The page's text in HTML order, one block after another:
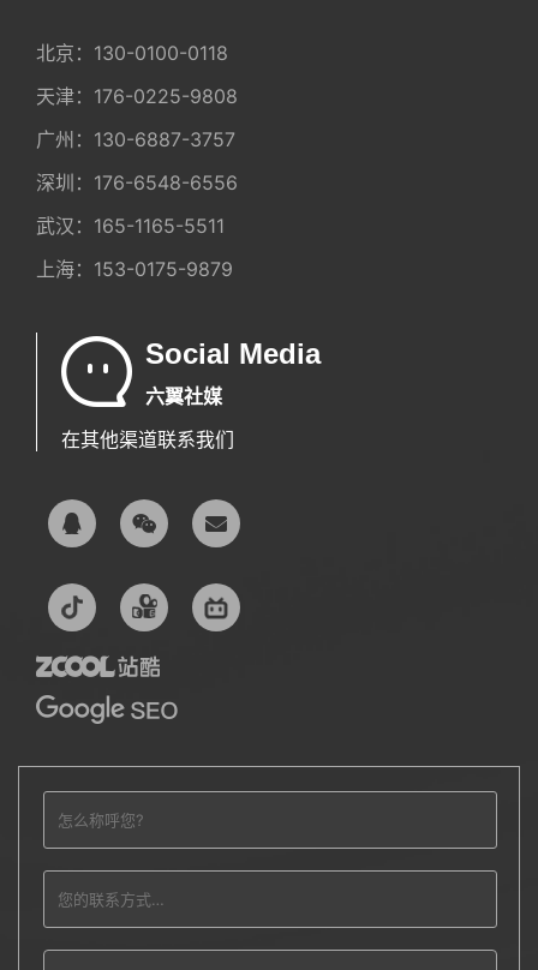
北京： 130-0100-0118
天津： 176-0225-9808
广州： 130-6887-3757
深圳： 176-6548-6556
武汉： 165-1165-5511
上海： 153-0175-9879
Social Media
六翼社媒
在其他渠道联系我们